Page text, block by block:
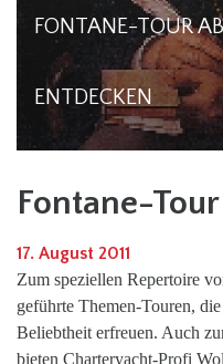
FONTANE-TOUR
ENTDECKEN
Fontane-
17. August 2011
Zum speziellen Repertoire
geführte Themen-Touren,
Beliebtheit erfreuen. Auch
bieten Charteryacht-Profi